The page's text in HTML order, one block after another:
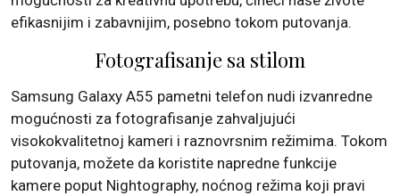
efikasnijim i zabavnijim, posebno tokom putovanja.
Fotografisanje sa stilom
Samsung Galaxy A55 pametni telefon nudi izvanredne
mogućnosti za fotografisanje zahvaljujući
visokokvalitetnoj kameri i raznovrsnim režimima. Tokom
putovanja, možete da koristite napredne funkcije
kamere poput Nightography, noćnog režima koji pravi